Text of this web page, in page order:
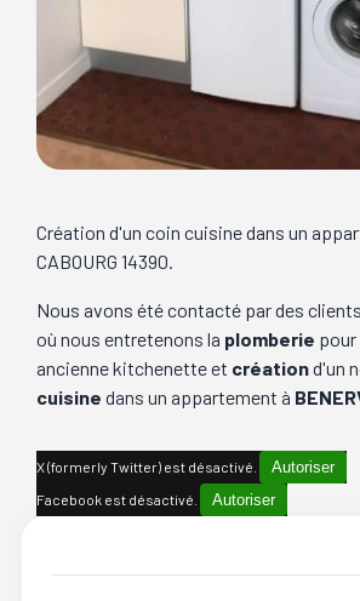
Création d'un coin cuisine dans un
CABOURG 14390.
Nous avons été contacté par des
où nous entretenons la plomberie pour
ancienne kitchenette et créationd'un
cuisine dans un appartement à
X (formerly Twitter) est désactivé. Autoriser
Facebook est désactivé. Autoriser